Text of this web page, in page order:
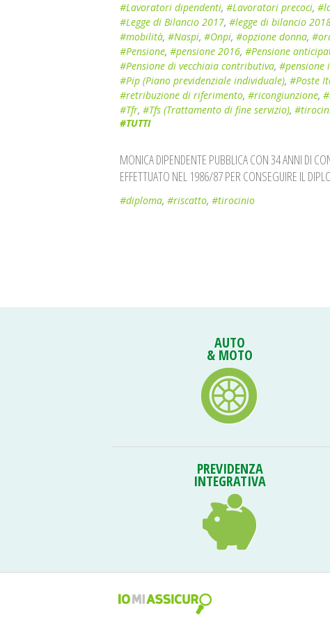
#Lavoratori dipendenti, #Lavoratori precoci,
#Legge di Bilancio 2017, #legge di bilancio
#mobilità, #Naspi, #Onpi, #opzione donna,
#Pensione, #pensione 2016, #Pensione
#Pensione di vecchiaia contributiva, #pensione
#Pip (Piano previdenziale individuale), #Poste
#retribuzione di riferimento, #ricongiunzione,
#Tfr, #Tfs (Trattamento di fine servizio),
#TUTTI
MONICA DIPENDENTE PUBBLICA CON 34 ANNI DI
EFFETTUATO NEL 1986/87 PER CONSEGUIRE IL
#diploma, #riscatto, #tirocinio
AUTO
& MOTO
PREVIDENZA
INTEGRATIVA